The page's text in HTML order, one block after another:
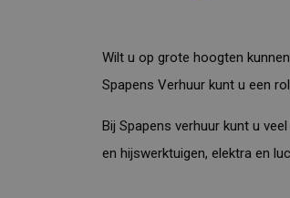
Wilt u op grote hoogten
Spapens Verhuur kunt u een
Bij Spapens verhuur kunt u
en hijswerktuigen, elektra en